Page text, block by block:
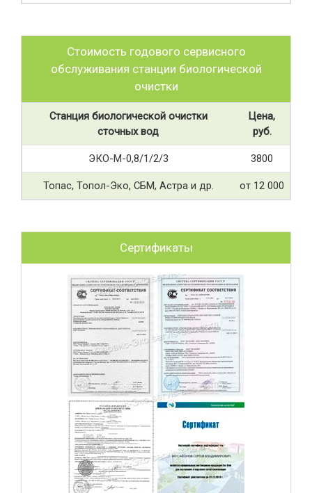
Стоимость годового сервисного
обслуживания станции биологической
очистки
Станция биологической очистки
сточных вод
Цена,
руб.
ЭКО-М-0,8/1/2/3 3800
Топас, Топол-Эко, СБМ, Астра и др. от 12 000
Сертификаты